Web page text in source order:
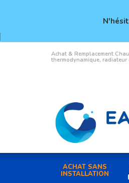
Achat & Remplacement
thermodynamique, radiateur
ACHAT SANS
INSTALLATION